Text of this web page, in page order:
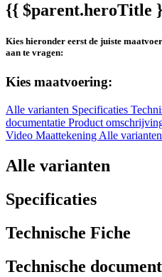
{{ $parent.heroTitle
Kies hieronder eerst de juiste
aan te vragen:
Kies maatvoering:
Alle varianten Specificaties
documentatie Product
Video Maattekening Alle varianten
Alle varianten
Specificaties
Technische Fiche
Technische